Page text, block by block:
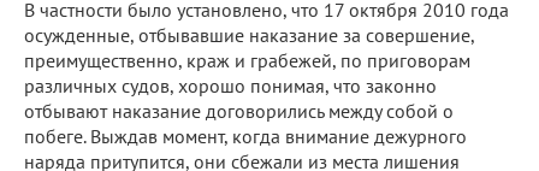
В частности было установлено, что 17 октября 2010 года
осужденные, отбывавшие наказание за совершение,
преимущественно, краж и грабежей, по приговорам
различных судов, хорошо понимая, что законно
отбывают наказание договорились между собой о
побеге. Выждав момент, когда внимание дежурного
наряда притупится, они сбежали из места лишения